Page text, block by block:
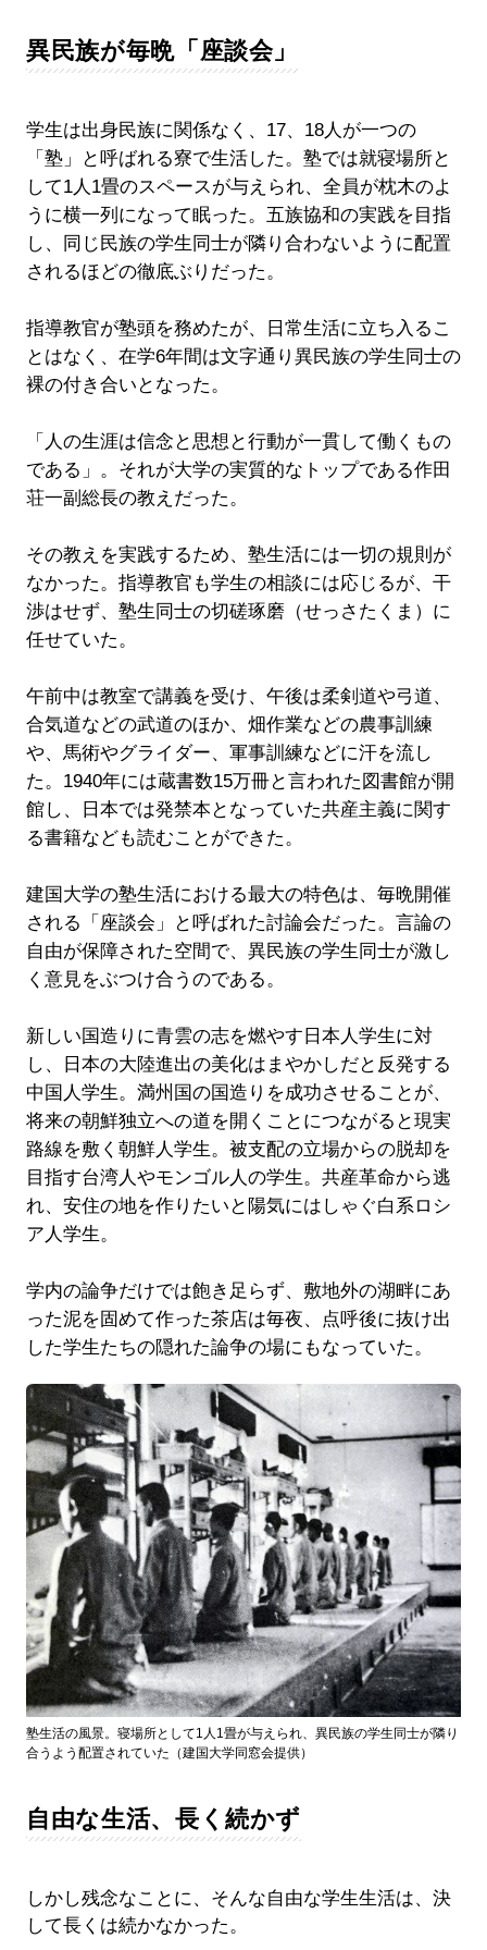
異民族が毎晩「座談会」
学生は出身民族に関係なく、17、18人が一つの
「塾」と呼ばれる寮で生活した。塾では就寝場所と
して1人1畳のスペースが与えられ、全員が枕木のよ
うに横一列になって眠った。五族協和の実践を目指
し、同じ民族の学生同士が隣り合わないように配置
されるほどの徹底ぶりだった。
指導教官が塾頭を務めたが、日常生活に立ち入るこ
とはなく、在学6年間は文字通り異民族の学生同士の
裸の付き合いとなった。
「人の生涯は信念と思想と行動が一貫して働くもの
である」。それが大学の実質的なトップである作田
荘一副総長の教えだった。
その教えを実践するため、塾生活には一切の規則が
なかった。指導教官も学生の相談には応じるが、干
渉はせず、塾生同士の切磋琢磨（せっさたくま）に
任せていた。
午前中は教室で講義を受け、午後は柔剣道や弓道、
合気道などの武道のほか、畑作業などの農事訓練
や、馬術やグライダー、軍事訓練などに汗を流し
た。1940年には蔵書数15万冊と言われた図書館が開
館し、日本では発禁本となっていた共産主義に関す
る書籍なども読むことができた。
建国大学の塾生活における最大の特色は、毎晩開催
される「座談会」と呼ばれた討論会だった。言論の
自由が保障された空間で、異民族の学生同士が激し
く意見をぶつけ合うのである。
新しい国造りに青雲の志を燃やす日本人学生に対
し、日本の大陸進出の美化はまやかしだと反発する
中国人学生。満州国の国造りを成功させることが、
将来の朝鮮独立への道を開くことにつながると現実
路線を敷く朝鮮人学生。被支配の立場からの脱却を
目指す台湾人やモンゴル人の学生。共産革命から逃
れ、安住の地を作りたいと陽気にはしゃぐ白系ロシ
ア人学生。
学内の論争だけでは飽き足らず、敷地外の湖畔にあ
った泥を固めて作った茶店は毎夜、点呼後に抜け出
した学生たちの隠れた論争の場にもなっていた。
塾生活の風景。寝場所として1人1畳が与えられ、異民族の学生同士が隣り
合うよう配置されていた（建国大学同窓会提供）
自由な生活、長く続かず
しかし残念なことに、そんな自由な学生生活は、決
して長くは続かなかった。